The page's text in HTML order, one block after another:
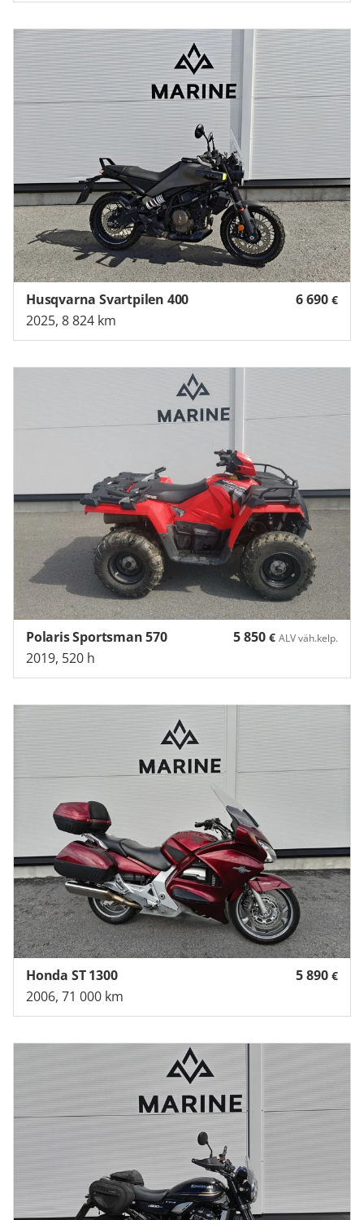
6 690 €
Husqvarna Svartpilen 400
2025, 8 824 km
5 850 € ALV väh.kelp.
Polaris Sportsman 570
2019, 520 h
5 890 €
Honda ST 1300
2006, 71 000 km